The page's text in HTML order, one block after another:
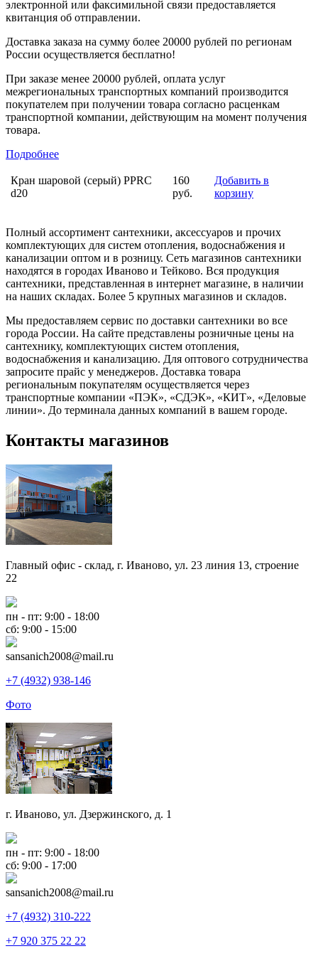
электронной или факсимильной связи предоставляется
квитанция об отправлении.
Доставка заказа на сумму более 20000 рублей по регионам
России осуществляется бесплатно!
При заказе менее 20000 рублей, оплата услуг
межрегиональных транспортных компаний производится
покупателем при получении товара согласно расценкам
транспортной компании, действующим на момент получения
товара.
Подробнее
Кран шаровой (серый) PPRC
d20
160
руб.
Добавить в
корзину
Полный ассортимент сантехники, аксессуаров и прочих
комплектующих для систем отопления, водоснабжения и
канализации оптом и в розницу. Сеть магазинов сантехники
находятся в городах Иваново и Тейково. Вся продукция
сантехники, представленная в интернет магазине, в наличии
на наших складах. Более 5 крупных магазинов и складов.
Мы предоставляем сервис по доставки сантехники во все
города России. На сайте представлены розничные цены на
сантехнику, комплектующих систем отопления,
водоснабжения и канализацию. Для оптового сотрудничества
запросите прайс у менеджеров. Доставка товара
региональным покупателям осуществляется через
транспортные компании «ПЭК», «СДЭК», «КИТ», «Деловые
линии». До терминала данных компаний в вашем городе.
Контакты магазинов
Главный офис - склад, г. Иваново, ул. 23 линия 13, строение
22
пн - пт: 9:00 - 18:00
сб: 9:00 - 15:00
sansanich2008@mail.ru
+7 (4932) 938-146
Фото
г. Иваново, ул. Дзержинского, д. 1
пн - пт: 9:00 - 18:00
сб: 9:00 - 17:00
sansanich2008@mail.ru
+7 (4932) 310-222
+7 920 375 22 22